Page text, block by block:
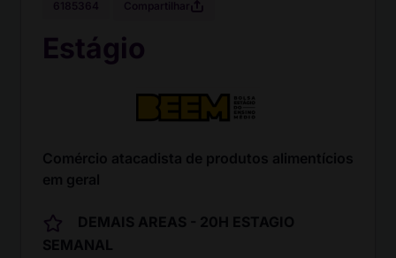
Estágio
Comércio atacadista de produtos alimentícios
em geral
DEMAIS AREAS - 20H ESTAGIO
SEMANAL